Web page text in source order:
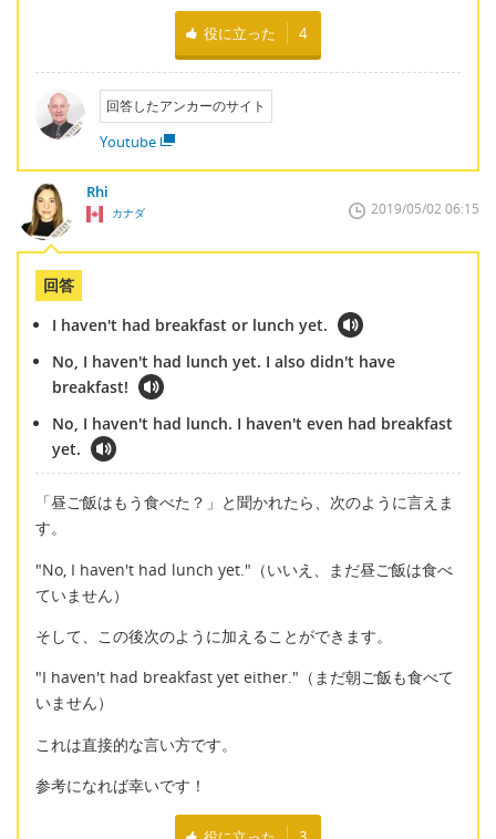
役に立った 4
回答したアンカーのサイト
Youtube
Rhi
カナダ 2019/05/02 06:15
回答
I haven't had breakfast or lunch yet.
No, I haven't had lunch yet. I also didn't have
breakfast!
No, I haven't had lunch. I haven't even had breakfast
yet.
「昼ご飯はもう食べた？」と聞かれたら、次のように言えま
す。
"No, I haven't had lunch yet."（いいえ、まだ昼ご飯は食べ
ていません）
そして、この後次のように加えることができます。
"I haven't had breakfast yet either."（まだ朝ご飯も食べて
いません）
これは直接的な言い方です。
参考になれば幸いです！